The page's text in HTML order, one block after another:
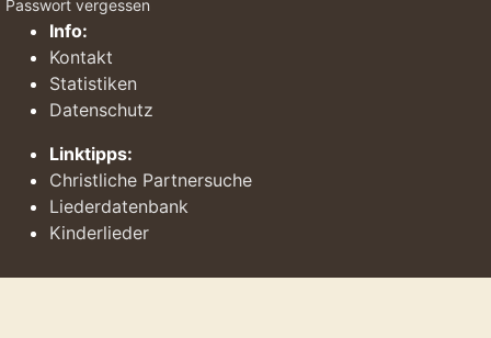
Passwort vergessen
Info:
Kontakt
Statistiken
Datenschutz
Linktipps:
Christliche Partnersuche
Liederdatenbank
Kinderlieder